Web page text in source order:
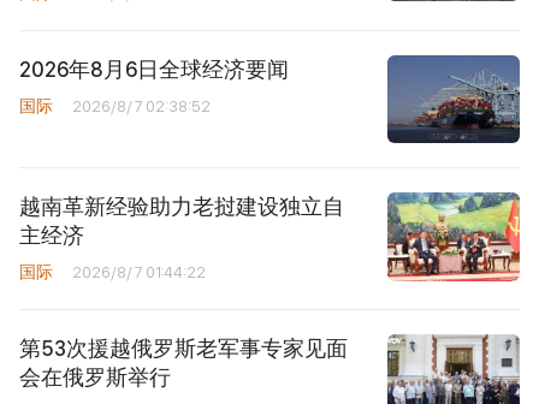
2026年8月6日全球经济要闻
国际 2026/8/7 02:38:52
越南革新经验助力老挝建设独立自
主经济
国际 2026/8/7 01:44:22
第53次援越俄罗斯老军事专家见面
会在俄罗斯举行